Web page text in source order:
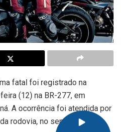
fatal foi registrado na
(12) na BR-277, em
A ocorrência foi atendida por
rodovia, no sentido Curitiba.